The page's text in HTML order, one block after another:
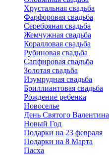
Хрустальная свадьба
Фарфоровая свадьба
Серебряная свадьба
Жемчужная свадьба
Коралловая свадьба
Рубиновая свадьба
Сапфировая свадьба
Золотая свадьба
Изумрудная свадьба
Бриллиантовая свадьба
Рождение ребенка
Новоселье
День Святого Валентина
Новый Год
Подарки на 23 февраля
Подарки на 8 Марта
Пасха